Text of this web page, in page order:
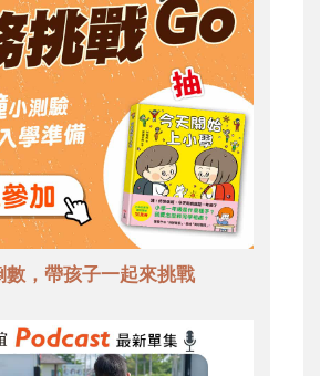
數，帶孩子一起來挑戰